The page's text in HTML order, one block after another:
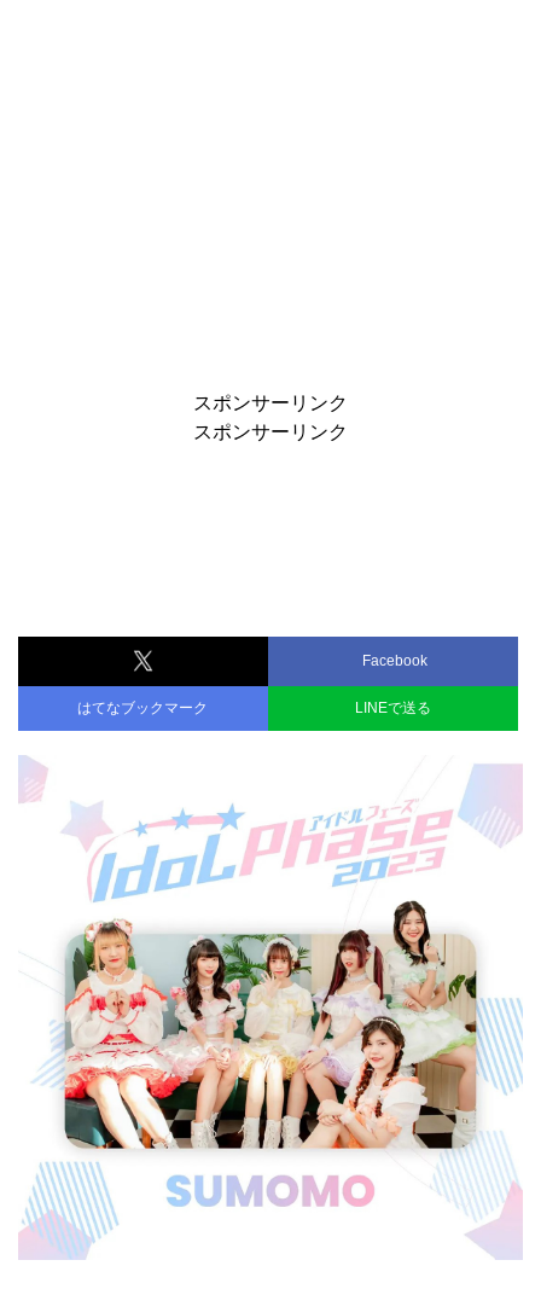
スポンサーリンク
スポンサーリンク
Facebook
はてなブックマーク LINEで送る